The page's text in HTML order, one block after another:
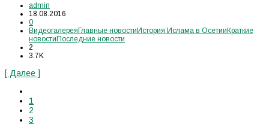
admin
18.08.2016
0
ВидеогалереяГлавные новостиИстория Ислама в ОсетииКраткие
новостиПоследние новости
2
3.7K
[ Далее ]
1
2
3